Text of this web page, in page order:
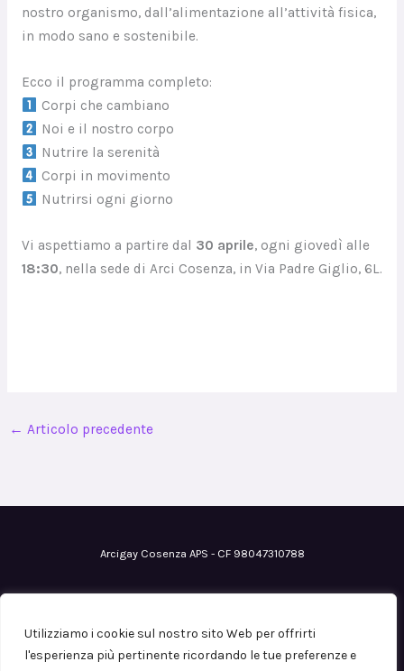
Utilizziamo i cookie sul nostro sito Web per offrirti
l'esperienza più pertinente ricordando le tue preferenze e
nostro organismo, dall’alimentazione all’attività fisica,
in modo sano e sostenibile.
Ecco il programma completo:
Corpi che cambiano
Noi e il nostro corpo
Nutrire la serenità
Corpi in movimento
Nutrirsi ogni giorno
Vi aspettiamo a partire dal 30 aprile, ogni giovedì alle
18:30, nella sede di Arci Cosenza, in Via Padre Giglio, 6L.
← Articolo precedente
Arcigay Cosenza APS - CF 98047310788
Iscrizione al RUNTS